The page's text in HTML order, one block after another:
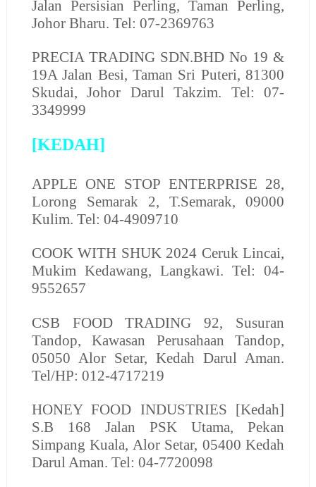
Jalan Persisian Perling, Taman Perling,
Johor Bharu. Tel: 07-2369763
PRECIA TRADING SDN.BHDNo 19 &
19A Jalan Besi, Taman Sri Puteri, 81300
Skudai, Johor Darul Takzim. Tel: 07-
3349999
[KEDAH]
APPLE ONE STOP ENTERPRISE 28,
Lorong Semarak 2, T.Semarak, 09000
Kulim. Tel: 04-4909710
COOK WITH SHUK2024 Ceruk Lincai,
Mukim Kedawang, Langkawi. Tel: 04-
9552657
CSB FOOD TRADING 92, Susuran
Tandop, Kawasan Perusahaan Tandop,
05050 Alor Setar, Kedah Darul Aman.
Tel/HP: 012-4717219
HONEY FOOD INDUSTRIES [Kedah]
S.B 168 Jalan PSK Utama, Pekan
Simpang Kuala, Alor Setar, 05400 Kedah
Darul Aman. Tel: 04-7720098